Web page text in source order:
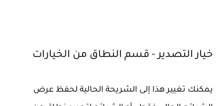
خيار التصدير - قسم النطاق من الخيارات
يمكنك تغيير هذا إلى الشريحة الحالية لحفظ عرض